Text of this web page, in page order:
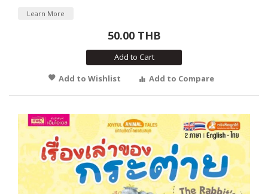
Learn More
50.00 THB
Add to Cart
Add to Wishlist
Add to Compare